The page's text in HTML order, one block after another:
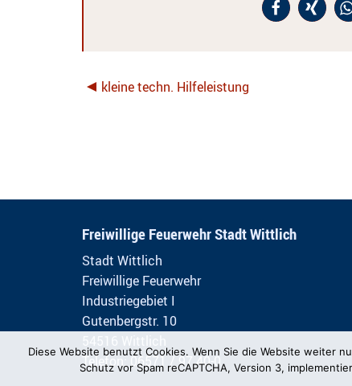
kleine techn. Hilfeleistung
Freiwillige Feuerwehr Stadt Wittlich
Stadt Wittlich
Freiwillige Feuerwehr
Industriegebiet I
Gutenbergstr. 10
Telefon: 06571 / 97 40-0
Diese Website benutzt Cookies. Wenn Sie die Website weiter
Schutz vor Spam reCAPTCHA, Version 3,